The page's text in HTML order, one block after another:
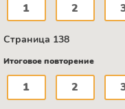
1 2
Страница 138
Итоговое повторение
1 2